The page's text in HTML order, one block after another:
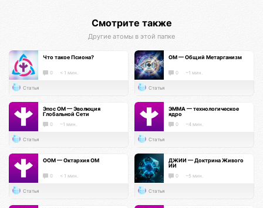
Смотрите также
Другие атомы в этой папке
Что такое Псиона?
0 < 1 мин.
Статья
ОМ — Общий Метарганизм
0 ~1 мин.
Статья
Эпос ОМ — Эволюция
Глобальной Сети
0 ~1 мин.
Статья
ЭММА — технологическое
ядро
0 ~4 мин.
Статья
ООМ — Октархия ОМ
0 < 1 мин.
Статья
ДЖИИ — Доктрина Живого
ИИ
0 ~5 мин.
Статья